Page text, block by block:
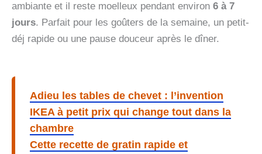
ambiante et il reste moelleux pendant environ 6 à 7
jours. Parfait pour les goûters de la semaine, un petit-
déj rapide ou une pause douceur après le dîner.
Adieu les tables de chevet : l’invention
IKEA à petit prix qui change tout dans la
chambre
Cette recette de gratin rapide et